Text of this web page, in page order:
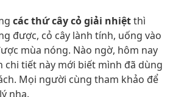
các thứ cây cỏ giải nhiệtthì
được, cỏ cây lành tính, uống vào
mùa nóng. Nào ngờ, hôm nay
chi tiết này mới biết mình đã dùng
Mọi người cùng tham khảo để
nha.